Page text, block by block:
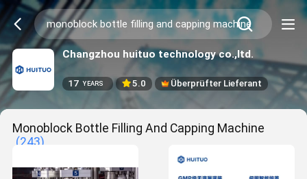
Changzhou huituo technology co.,ltd.
17 YEARS 5.0 Überprüfter Lieferant
Monoblock Bottle Filling And Capping Machine
(243)